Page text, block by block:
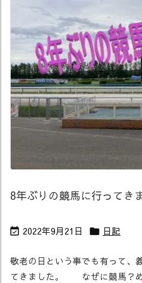
8年ぶりの競馬に行ってき
 2022年9月21日  日記
敬老の日という事でも有って、
てきました。
なぜに競馬？